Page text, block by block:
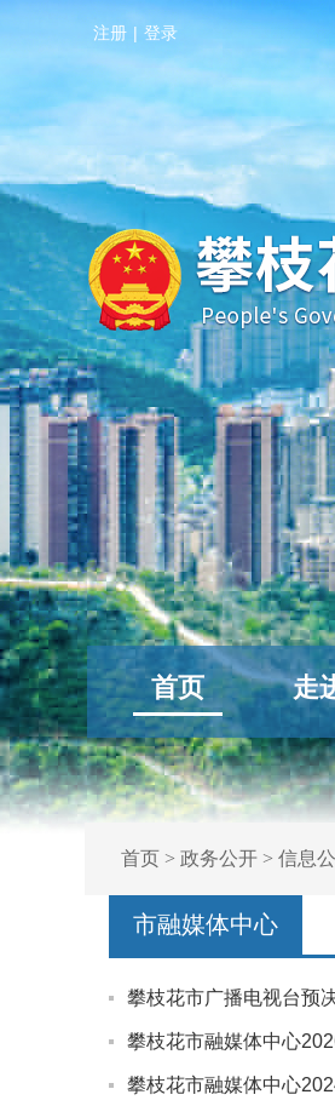
注册 | 登录
首页 走
首页> 政务公开> 信息
市融媒体中心
攀枝花市广播电视台预
攀枝花市融媒体中心
攀枝花市融媒体中心